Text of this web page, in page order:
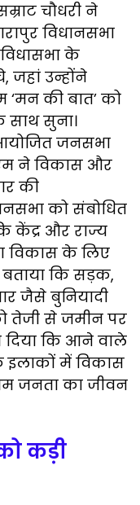
चौधरी ने
विधानसभा
विधासभा के
जहां उन्होंने
‘मन की बात’ को
साथ सुना।
जनसभा
ने विकास और
की
को संबोधित
केंद्र और राज्य
विकास के लिए
बताया कि सड़क,
जैसे बुनियादी
तेजी से जमीन पर
दिया कि आने वाले
में विकास
जनता का जीवन
कड़ी